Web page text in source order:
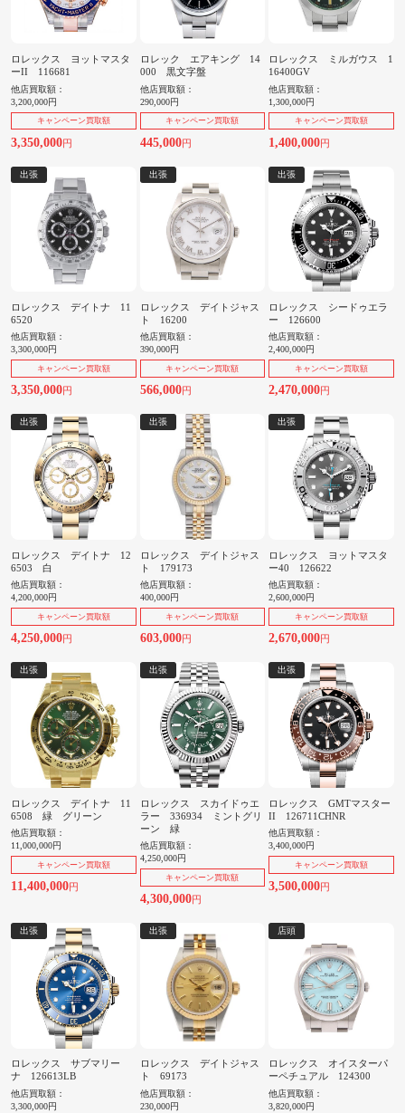
ロレックス ヨットマスタ
ーII 116681
他店買取額：
3,200,000円
キャンペーン買取額
3,350,000円
ロレック エアキング 14
000 黒文字盤
他店買取額：
290,000円
キャンペーン買取額
445,000円
ロレックス ミルガウス 1
16400GV
他店買取額：
1,300,000円
キャンペーン買取額
1,400,000円
出張
ロレックス デイトナ 11
6520
他店買取額：
3,300,000円
キャンペーン買取額
3,350,000円
出張
ロレックス デイトジャス
ト 16200
他店買取額：
390,000円
キャンペーン買取額
566,000円
出張
ロレックス シードゥエラ
ー 126600
他店買取額：
2,400,000円
キャンペーン買取額
2,470,000円
出張
ロレックス デイトナ 12
6503 白
他店買取額：
4,200,000円
キャンペーン買取額
4,250,000円
出張
ロレックス デイトジャス
ト 179173
他店買取額：
400,000円
キャンペーン買取額
603,000円
出張
ロレックス ヨットマスタ
ー40 126622
他店買取額：
2,600,000円
キャンペーン買取額
2,670,000円
出張
ロレックス デイトナ 11
6508 緑 グリーン
他店買取額：
11,000,000円
キャンペーン買取額
11,400,000円
出張
ロレックス スカイドゥエ
ラー 336934 ミントグリ
ーン 緑
他店買取額：
4,250,000円
キャンペーン買取額
4,300,000円
出張
ロレックス GMTマスター
II 126711CHNR
他店買取額：
3,400,000円
キャンペーン買取額
3,500,000円
出張
ロレックス サブマリー
ナ 126613LB
他店買取額：
3,300,000円
出張
ロレックス デイトジャス
ト 69173
他店買取額：
230,000円
店頭
ロレックス オイスターパ
ーペチュアル 124300
他店買取額：
3,820,000円